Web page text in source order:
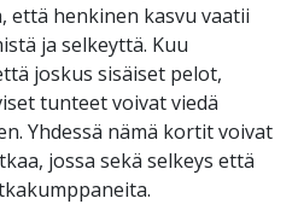
että henkinen kasvu vaatii
ja selkeyttä. Kuu
joskus sisäiset pelot,
tunteet voivat viedä
Yhdessä nämä kortit voivat
jossa sekä selkeys että